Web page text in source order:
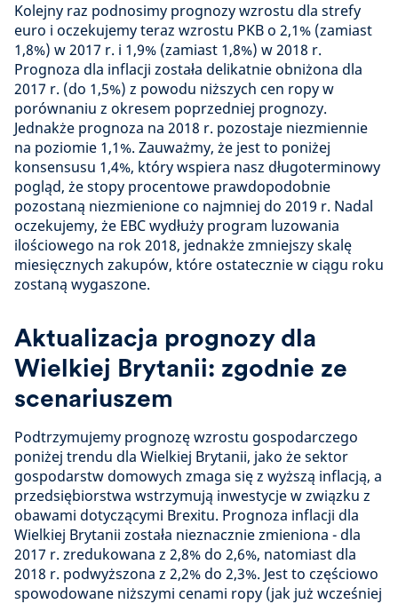
Kolejny raz podnosimy prognozy wzrostu dla strefy
euro i oczekujemy teraz wzrostu PKB o 2,1% (zamiast
1,8%) w 2017 r. i 1,9% (zamiast 1,8%) w 2018 r.
Prognoza dla inflacji została delikatnie obniżona dla
2017 r. (do 1,5%) z powodu niższych cen ropy w
porównaniu z okresem poprzedniej prognozy.
Jednakże prognoza na 2018 r. pozostaje niezmiennie
na poziomie 1,1%. Zauważmy, że jest to poniżej
konsensusu 1,4%, który wspiera nasz długoterminowy
pogląd, że stopy procentowe prawdopodobnie
pozostaną niezmienione co najmniej do 2019 r. Nadal
oczekujemy, że EBC wydłuży program luzowania
ilościowego na rok 2018, jednakże zmniejszy skalę
miesięcznych zakupów, które ostatecznie w ciągu roku
zostaną wygaszone.
Aktualizacja prognozy dla
Wielkiej Brytanii: zgodnie ze
scenariuszem
Podtrzymujemy prognozę wzrostu gospodarczego
poniżej trendu dla Wielkiej Brytanii, jako że sektor
gospodarstw domowych zmaga się z wyższą inflacją, a
przedsiębiorstwa wstrzymują inwestycje w związku z
obawami dotyczącymi Brexitu. Prognoza inflacji dla
Wielkiej Brytanii została nieznacznie zmieniona - dla
2017 r. zredukowana z 2,8% do 2,6%, natomiast dla
2018 r. podwyższona z 2,2% do 2,3%. Jest to częściowo
spowodowane niższymi cenami ropy (jak już wcześniej